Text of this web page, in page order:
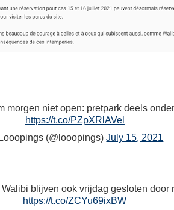
morgen niet open: pretpark deels
https://t.co/PZpXRlAVel
(@looopings)July 15, 2021
blijven ook vrijdag gesloten door
https://t.co/ZCYu69ixBW